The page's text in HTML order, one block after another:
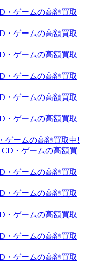
・ゲームの高額買取
・ゲームの高額買取
・ゲームの高額買取
・ゲームの高額買取
・ゲームの高額買取
・ゲームの高額買取
ゲームの高額買取中!
・ゲームの高額買
・ゲームの高額買取
・ゲームの高額買取
・ゲームの高額買取
・ゲームの高額買取
・ゲームの高額買取